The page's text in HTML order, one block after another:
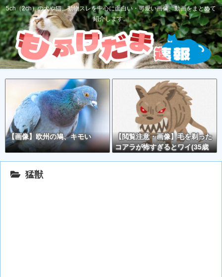
5ch（2ch）の犬や猫、動物スレを中心に面白い・可愛い画像、動画をまとめて
紹介します。
【画像】欧州の鳩、キモい
【閲覧注意・画像】毛を剃った
コアラが怖すぎるとワイ(35歳
猛獣